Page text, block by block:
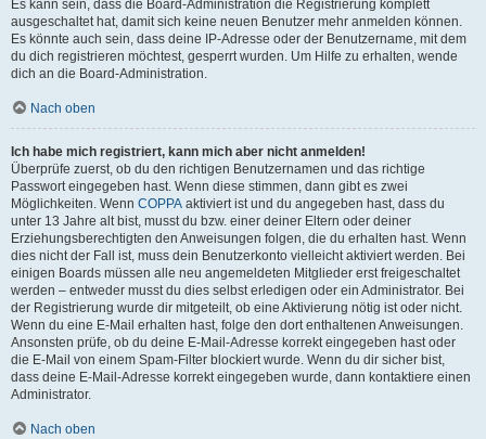
Es kann sein, dass die Board-Administration die Registrierung komplett
ausgeschaltet hat, damit sich keine neuen Benutzer mehr anmelden können.
Es könnte auch sein, dass deine IP-Adresse oder der Benutzername, mit dem
du dich registrieren möchtest, gesperrt wurden. Um Hilfe zu erhalten, wende
dich an die Board-Administration.
Nach oben
Ich habe mich registriert, kann mich aber nicht anmelden!
Überprüfe zuerst, ob du den richtigen Benutzernamen und das richtige
Passwort eingegeben hast. Wenn diese stimmen, dann gibt es zwei
Möglichkeiten. Wenn COPPA aktiviert ist und du angegeben hast, dass du
unter 13 Jahre alt bist, musst du bzw. einer deiner Eltern oder deiner
Erziehungsberechtigten den Anweisungen folgen, die du erhalten hast. Wenn
dies nicht der Fall ist, muss dein Benutzerkonto vielleicht aktiviert werden. Bei
einigen Boards müssen alle neu angemeldeten Mitglieder erst freigeschaltet
werden – entweder musst du dies selbst erledigen oder ein Administrator. Bei
der Registrierung wurde dir mitgeteilt, ob eine Aktivierung nötig ist oder nicht.
Wenn du eine E-Mail erhalten hast, folge den dort enthaltenen Anweisungen.
Ansonsten prüfe, ob du deine E-Mail-Adresse korrekt eingegeben hast oder
die E-Mail von einem Spam-Filter blockiert wurde. Wenn du dir sicher bist,
dass deine E-Mail-Adresse korrekt eingegeben wurde, dann kontaktiere einen
Administrator.
Nach oben